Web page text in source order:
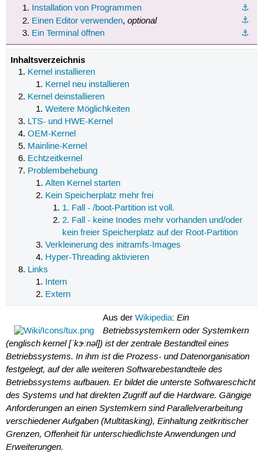
⚓︎
Installation von Programmen
⚓︎
Einen Editor verwenden, optional
⚓︎
Ein Terminal öffnen
Inhaltsverzeichnis
Kernel installieren
Kernel neu installieren
Kernel deinstallieren
Weitere Möglichkeiten
LTS- und HWE-Kernel
OEM-Kernel
Mainline-Kernel
Echtzeitkernel
Problembehebung
Alten Kernel starten
Kein Speicherplatz mehr frei
1. Fall - /boot-Partition ist voll.
2. Fall - keine Inodes mehr vorhanden und/oder
kein freier Speicherplatz auf der Root-Partition
Verkleinerung des initramfs-Images
Hyper-Threading aktivieren
Links
Intern
Extern
Aus derWikipedia:Ein
Betriebssystemkern oder Systemkern
(englisch kernel [ˈkɝːnəl]) ist der zentrale Bestandteil eines
Betriebssystems. In ihm ist die Prozess- und Datenorganisation
festgelegt, auf der alle weiteren Softwarebestandteile des
Betriebssystems aufbauen. Er bildet die unterste Softwareschicht
des Systems und hat direkten Zugriff auf die Hardware. Gängige
Anforderungen an einen Systemkern sind Parallelverarbeitung
verschiedener Aufgaben (Multitasking), Einhaltung zeitkritischer
Grenzen, Offenheit für unterschiedlichste Anwendungen und
Erweiterungen.